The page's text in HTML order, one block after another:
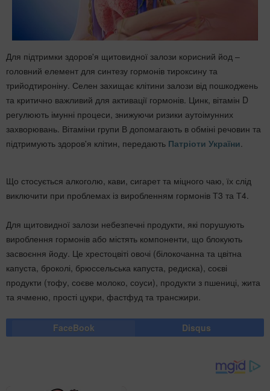
Для підтримки здоров'я щитовидної залози корисний йод –
головний елемент для синтезу гормонів тироксину та
трийодтироніну. Селен захищає клітини залози від пошкоджень
та критично важливий для активації гормонів. Цинк, вітамін D
регулюють імунні процеси, знижуючи ризики аутоімунних
захворювань. Вітаміни групи В допомагають в обміні речовин та
підтримують здоров'я клітин, передають Патріоти України
Що стосується алкоголю, кави, сигарет та міцного чаю, їх слід
виключити при проблемах із виробленням гормонів Т3 та Т4.
Для щитовидної залози небезпечні продукти, які порушують
вироблення гормонів або містять компоненти, що блокують
засвоєння йоду. Це хрестоцвіті овочі (білокочанна та цвітна
капуста, броколі, брюссельська капуста, редиска), соєві
продукти (тофу, соєве молоко, соуси), продукти з пшениці, жита
та ячменю, прості цукри, фастфуд та трансжири.
FaceBook Disqus